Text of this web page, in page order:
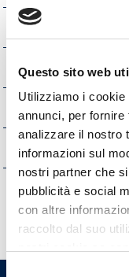
Questo sito web
Utilizziamo i
annunci, per
analizzare il nostro
informazioni sul
nostri partner che
pubblicità e social
con altre
raccolto dal suo
Servizi erogati
Pagamenti
Opere pubbliche
Interventi
Altri contenuti